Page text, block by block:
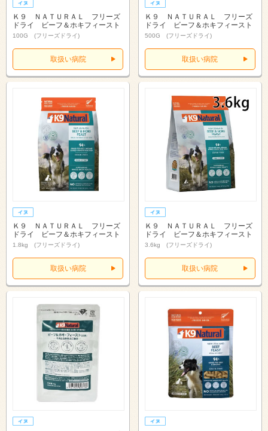
Ｋ９ ＮＡＴＵＲＡＬ フリーズ
ドライ ビーフ＆ホキフィースト
100G (フリーズドライ)
取扱い病院
Ｋ９ ＮＡＴＵＲＡＬ フリーズ
ドライ ビーフ＆ホキフィースト
500G (フリーズドライ)
取扱い病院
Ｋ９ ＮＡＴＵＲＡＬ フリーズ
ドライ ビーフ＆ホキフィースト
1.8kg (フリーズドライ)
取扱い病院
Ｋ９ ＮＡＴＵＲＡＬ フリーズ
ドライ ビーフ＆ホキフィースト
3.6kg (フリーズドライ)
取扱い病院